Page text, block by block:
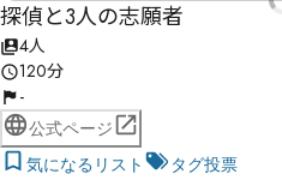
探偵と3人の志願者
4人
120分
-
公式ページ
気になるリスト
タグ投票